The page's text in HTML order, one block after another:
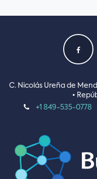
C. Nicolás Ureña de
•
+1 849-535-0778